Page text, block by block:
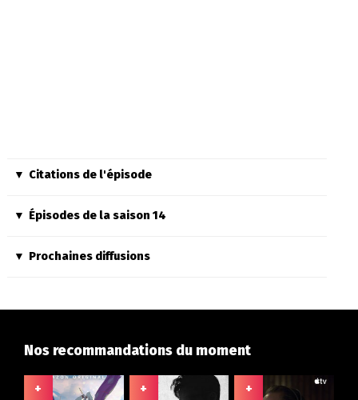
Citations de l'épisode
Épisodes de la saison 14
Prochaines diffusions
Nos recommandations du moment
+ + +